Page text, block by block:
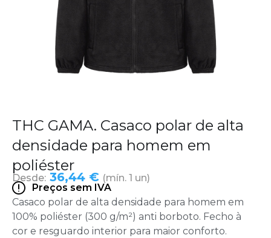
THC GAMA. Casaco polar de alta
densidade para homem em
poliéster
Desde: 36,44 € (mín. 1 un)
Preços sem IVA
Casaco polar de alta densidade para homem em
100% poliéster (300 g/m²) anti borboto. Fecho à
cor e resguardo interior para maior conforto.